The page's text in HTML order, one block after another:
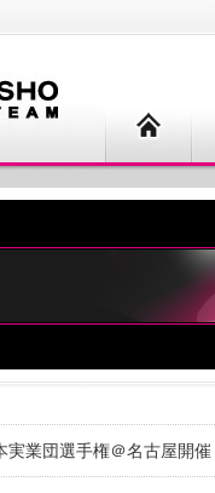
実業団選手権＠名古屋開催